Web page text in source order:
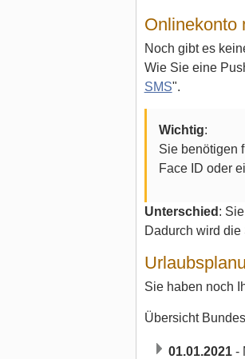
Onlinekonto
Noch gibt es
Wie Sie eine
SMS".
Wichtig:
Sie benötigen
Face ID oder
Unterschied :
Dadurch wird
Sie haben noch
Übersicht
01.01.2021-